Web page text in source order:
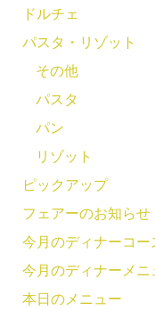
ドルチェ
パスタ・リゾット
その他
パスタ
パン
リゾット
ピックアップ
フェアーのお知らせ
今月のディナーコー
今月のディナーメニ
本日のメニュー